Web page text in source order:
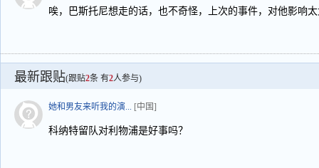
唉，巴斯托尼想走的话，也不奇怪，上次的事件，对他影响
最新跟贴(跟贴2条 有2人参与)
她和男友来听我的演... [中国]
科纳特留队对利物浦是好事吗？